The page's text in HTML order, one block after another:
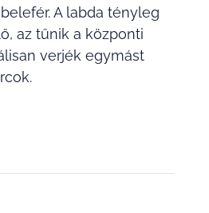
A labda tényleg
az tűnik a központi
verjék egymást